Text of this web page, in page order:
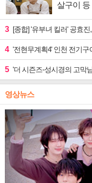
살구이
3 [종합] '유부녀 킬러' 공효진,
4 '전현무계획4' 인천 전기
5 '더 시즌즈-성시경의 고막남
영상뉴스